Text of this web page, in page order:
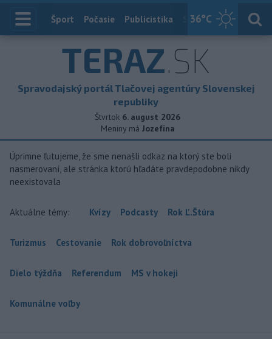
36°C
Index
Šport Počasie Publicistika Slovensko
TERAZ.SK
Spravodajský portál Tlačovej agentúry Slovenskej
republiky
Štvrtok 6. august 2026
Meniny má Jozefína
Úprimne ľutujeme, že sme nenašli odkaz na ktorý ste boli
nasmerovaní, ale stránka ktorú hľadáte pravdepodobne nikdy
neexistovala
Aktuálne témy: Kvízy Podcasty Rok Ľ.Štúra
Turizmus Cestovanie Rok dobrovoľníctva
Dielo týždňa Referendum MS v hokeji
Komunálne voľby